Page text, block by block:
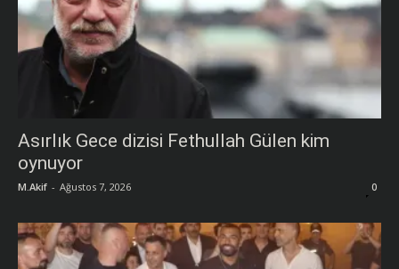
Asırlık Gece dizisi Fethullah Gülen kim
oynuyor
M.Akif - Ağustos 7, 2026 0